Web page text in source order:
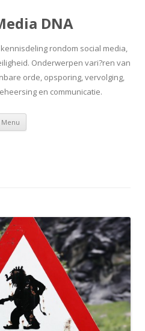
DNA
rondom social media,
Onderwerpen vari?ren van
orde, opsporing, vervolging,
en communicatie.
Menu Spring
inhoud